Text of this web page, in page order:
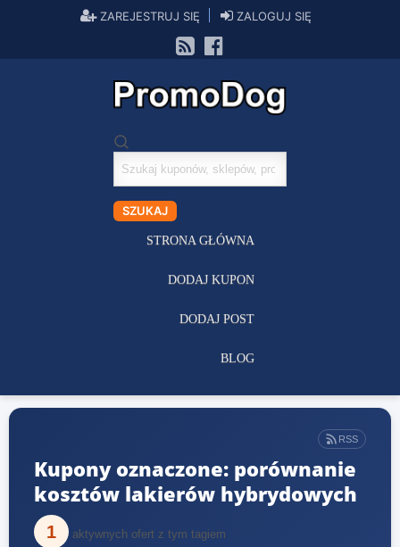
ZAREJESTRUJ SIĘ ZALOGUJ SIĘ
Szukaj
kuponów
SZUKAJ
STRONA GŁÓWNA
DODAJ KUPON
DODAJ POST
BLOG
RSS
Kupony oznaczone: porównanie
kosztów lakierów hybrydowych
1 aktywnych ofert z tym tagiem